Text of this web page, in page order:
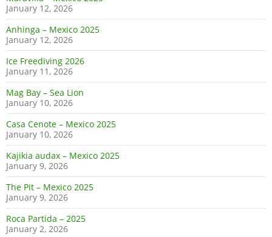
January 12, 2026
Anhinga – Mexico 2025
January 12, 2026
Ice Freediving 2026
January 11, 2026
Mag Bay – Sea Lion
January 10, 2026
Casa Cenote – Mexico 2025
January 10, 2026
Kajikia audax – Mexico 2025
January 9, 2026
The Pit – Mexico 2025
January 9, 2026
Roca Partida – 2025
January 2, 2026